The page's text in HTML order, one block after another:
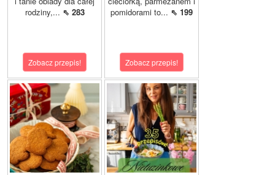
rodziny,... ⇖ 283
Zobacz przepis!
pomidorami to... ⇖ 199
Zobacz przepis!